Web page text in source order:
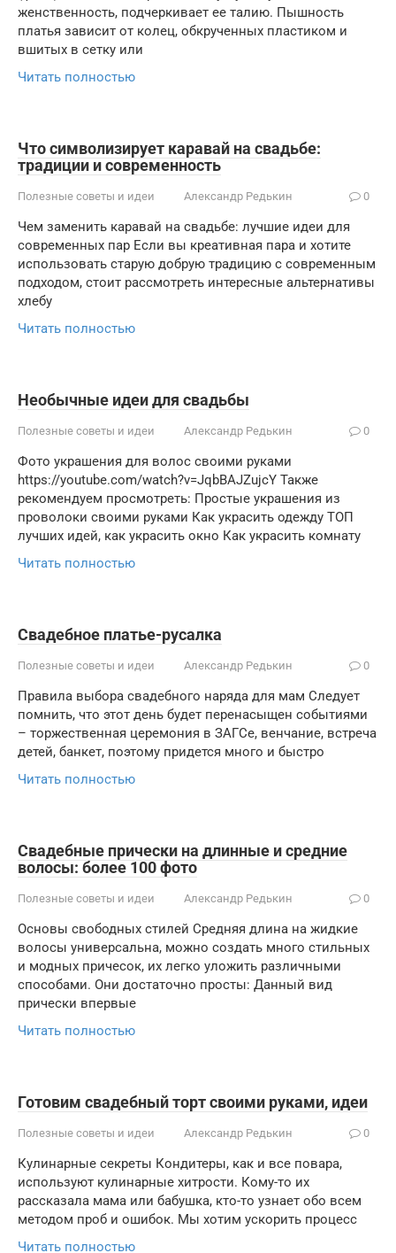
женственность, подчеркивает ее талию. Пышность
платья зависит от колец, обкрученных пластиком и
вшитых в сетку или
Читать полностью
Что символизирует каравай на свадьбе:
традиции и современность
Полезные советы и идеи Александр Редькин 0
Чем заменить каравай на свадьбе: лучшие идеи для
современных пар Если вы креативная пара и хотите
использовать старую добрую традицию с современным
подходом, стоит рассмотреть интересные альтернативы
хлебу
Читать полностью
Необычные идеи для свадьбы
Полезные советы и идеи Александр Редькин 0
Фото украшения для волос своими руками
https://youtube.com/watch?v=JqbBAJZujcY Также
рекомендуем просмотреть: Простые украшения из
проволоки своими руками Как украсить одежду ТОП
лучших идей, как украсить окно Как украсить комнату
Читать полностью
Свадебное платье-русалка
Полезные советы и идеи Александр Редькин 0
Правила выбора свадебного наряда для мам Следует
помнить, что этот день будет перенасыщен событиями
– торжественная церемония в ЗАГСе, венчание, встреча
детей, банкет, поэтому придется много и быстро
Читать полностью
Свадебные прически на длинные и средние
волосы: более 100 фото
Полезные советы и идеи Александр Редькин 0
Основы свободных стилей Средняя длина на жидкие
волосы универсальна, можно создать много стильных
и модных причесок, их легко уложить различными
способами. Они достаточно просты: Данный вид
прически впервые
Читать полностью
Готовим свадебный торт своими руками, идеи
Полезные советы и идеи Александр Редькин 0
Кулинарные секреты Кондитеры, как и все повара,
используют кулинарные хитрости. Кому-то их
рассказала мама или бабушка, кто-то узнает обо всем
методом проб и ошибок. Мы хотим ускорить процесс
Читать полностью